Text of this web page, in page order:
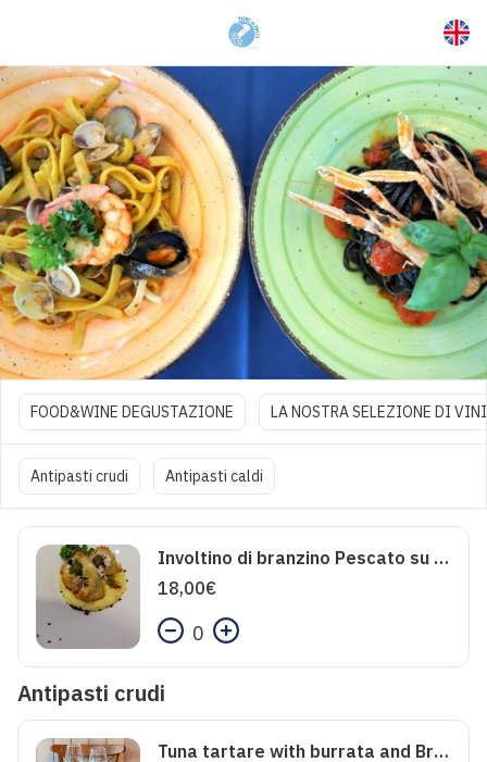
FOOD&WINE DEGUSTAZIONE LA NOSTRA SELEZIONE DI
Antipasti crudi Antipasti caldi
Involtino di branzino Pescato su schiacciatina di patate e polelvere di olive taggiasche
18,00€
0
Antipasti crudi
Tuna tartare with burrata and Bronte pistachio powder